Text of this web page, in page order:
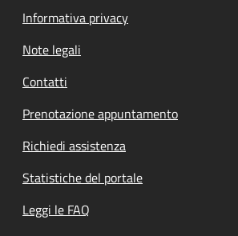
Informativa privacy
Note legali
Contatti
Prenotazione appuntamento
Richiedi assistenza
Statistiche del portale
Leggi le FAQ